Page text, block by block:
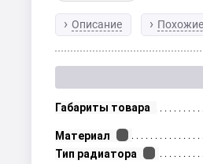
Описание
Габариты товара
Материал
Тип радиатора